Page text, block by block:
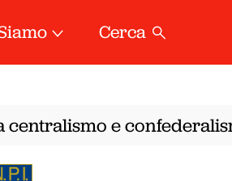
Cerca
e